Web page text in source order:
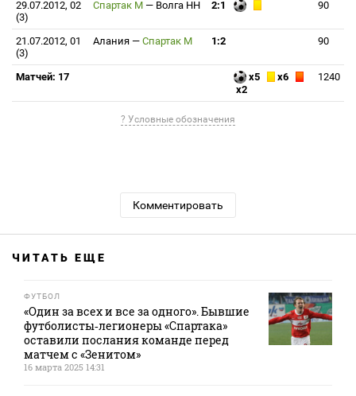
29.07.2012, 02
(3)
Спартак М — Волга НН 2:1 90
21.07.2012, 01
(3)
Алания — Спартак М 1:2 90
Матчей: 17 x5
x6
x2
1240
? Условные обозначения
Комментировать
ЧИТАТЬ ЕЩЕ
ФУТБОЛ
«Один за всех и все за одного». Бывшие
футболисты‑легионеры «Спартака»
оставили послания команде перед
матчем с «Зенитом»
16 марта 2025 14:31